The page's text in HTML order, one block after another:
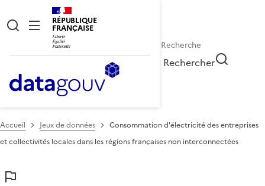
RÉPUBLIQUE
FRANÇAISE
Rechercher
Accueil Jeux de données
Consommation d'électricité des entreprises
et collectivités locales dans les régions françaises non interconnectées